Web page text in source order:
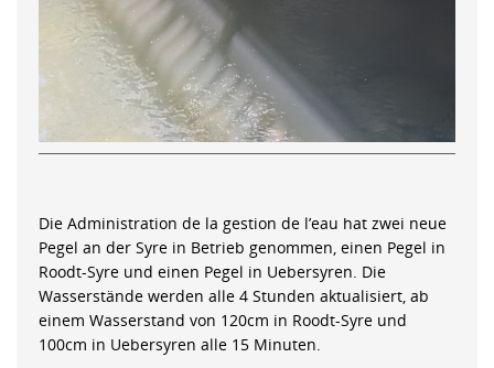
Die Administration de la gestion de l’eau hat zwei neue
Pegel an der Syre in Betrieb genommen, einen Pegel in
Roodt-Syre und einen Pegel in Uebersyren. Die
Wasserstände werden alle 4 Stunden aktualisiert, ab
einem Wasserstand von 120cm in Roodt-Syre und
100cm in Uebersyren alle 15 Minuten.